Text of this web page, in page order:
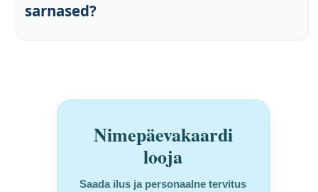
sarnased?
Nimepäevakaardi
looja
Saada ilus ja personaalne tervitus